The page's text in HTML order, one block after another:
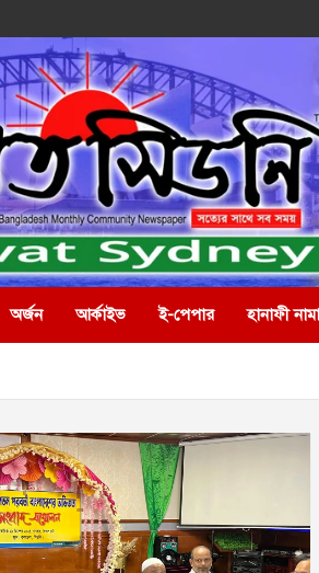
অর্জন আর্কাইভ ই-পেপার হানাফী